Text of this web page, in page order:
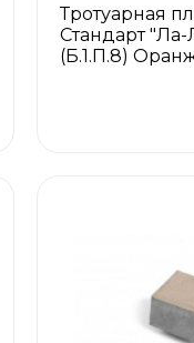
Тротуарная
Стандарт
(Б.1.П.8)